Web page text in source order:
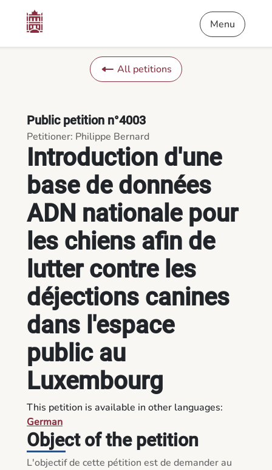
Introduction d'une base de données ADN nationale pour les
Menu
All petitions
Introduction d'une
base de données
ADN nationale pour
les chiens afin de
lutter contre les
déjections canines
dans l'espace
public au
Luxembourg
Public petition n°4003
Petitioner: Philippe Bernard
This petition is available in other languages:
German
Object of the petition
L'objectif de cette pétition est de demander au